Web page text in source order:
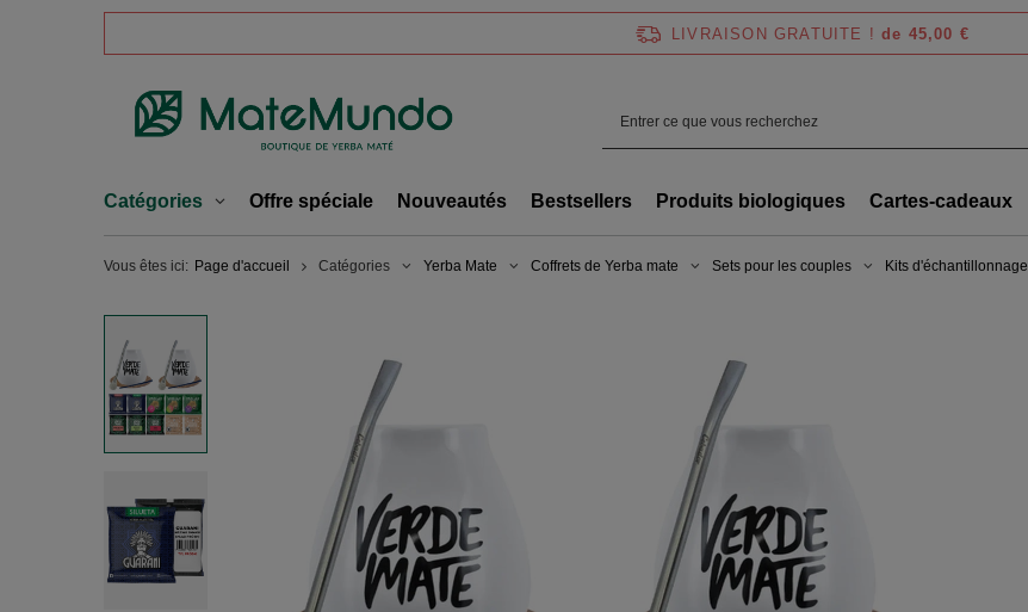
LIVRAISON GRATUITE ! de 45,00 €
Catégories Offre spéciale Nouveautés Bestsellers Produits biologiques Cartes-cadeaux
Vous êtes ici: Page d'accueil Catégories Yerba Mate Coffrets de Yerba mate Sets pour les couples Kits d'échantillonnage